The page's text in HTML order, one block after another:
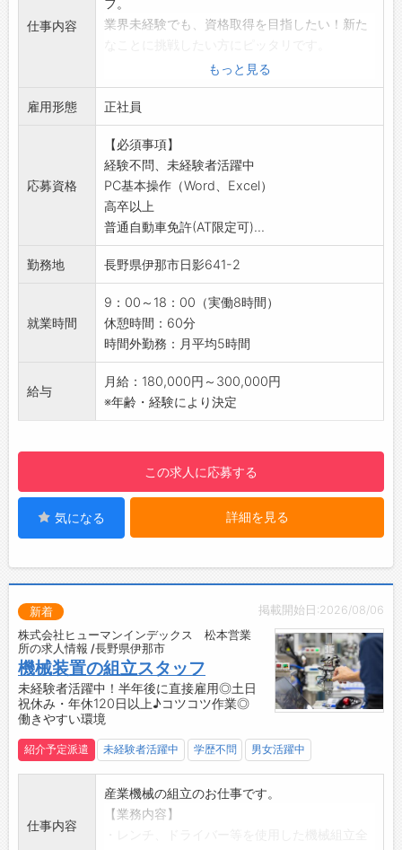
仕事内容
業界未経験でも、資格取得を目指したい！新た
■生命保険や損害保険のコンサルティングスタ
ッフ
・生命保険や損害保険の提案、説明、契約業務
・契約後の保全業務
・セールス先はアルピコグループ各社の従業員
や既契約者・既取引先も多く、経験値に応じた
マーケットからスタートできます。
・ノルマはありません！
※営業範囲：伊那、飯田、木曽、諏訪地域
【設備】
・あり（長野県内各営業所）
※ご本人の意向を考慮し、相談の上で決定しま
す。
【やりがい】
・資格取得などキャリアアップも可能◎
【研修制度】
・未経験からでもスタートできる環境が整って
います！
する可能性があります。
・社内研修や、先輩からのフォロー体制も整っ
・保険会社主催の研修会にも参加可能です。
・専用システムについて、しっかり学ぶことが
できます。
【ステップアップ】
・未経験、未資格からプロの保険コンサルタン
トを目指せます。
していただきます。
・資格取得支援があります！
もっと見る
雇用形態 正社員
応募資格
【必須事項】
経験不問、未経験者活躍中
PC基本操作（Word、Excel）
高卒以上
普通自動車免許(AT限定可)...
勤務地 長野県伊那市日影641-2
就業時間
9：00～18：00（実働8時間）
休憩時間：60分
時間外勤務：月平均5時間
給与
月給：180,000円～300,000円
※年齢・経験により決定
この求人に応募する
気になる 詳細を見る
掲載開始日:2026/08/06
新着
株式会社ヒューマンインデックス 松本営業
所の求人情報 /長野県伊那市
機械装置の組立スタッフ
未経験者活躍中！半年後に直接雇用◎土日
祝休み・年休120日以上♪コツコツ作業◎
働きやすい環境
紹介予定派遣 未経験者活躍中 学歴不問 男女活躍中
仕事内容
産業機械の組立のお仕事です。
【業務内容】